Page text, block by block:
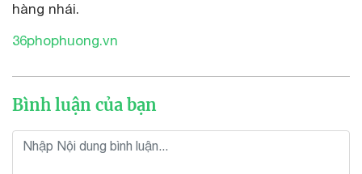
hàng nhái.
36phophuong.vn
Bình luận của bạn